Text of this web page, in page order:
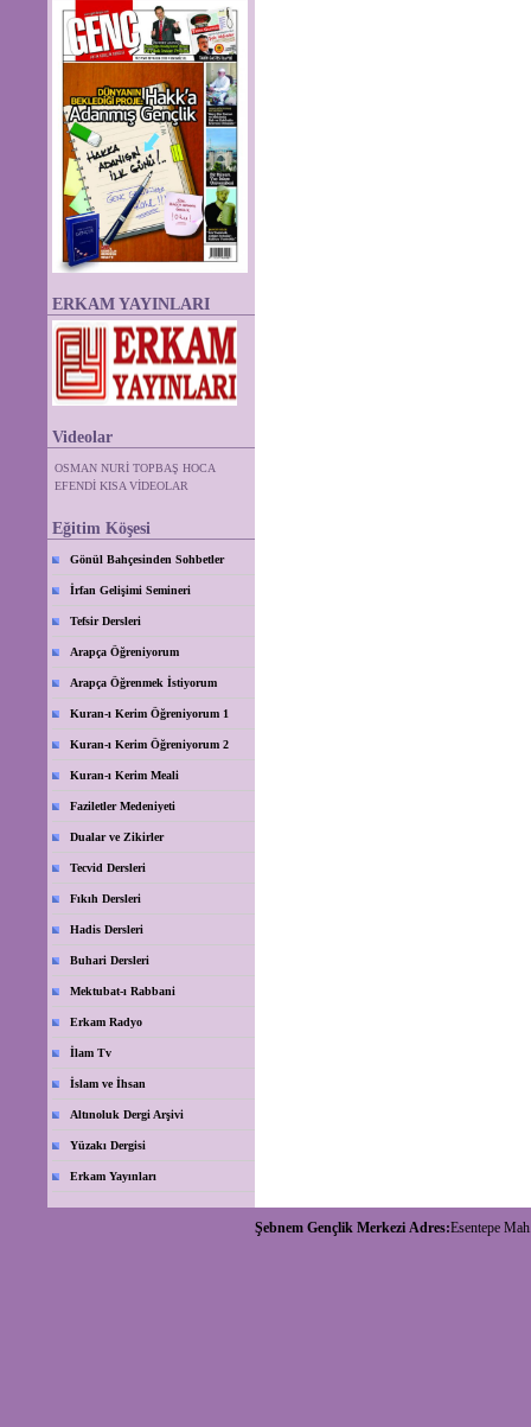
ERKAM YAYINLARI
Videolar
OSMAN NURİ TOPBAŞ HOCA
EFENDİ KISA VİDEOLAR
Eğitim Köşesi
Gönül Bahçesinden Sohbetler
İrfan Gelişimi Semineri
Tefsir Dersleri
Arapça Öğreniyorum
Arapça Öğrenmek İstiyorum
Kuran-ı Kerim Öğreniyorum 1
Kuran-ı Kerim Öğreniyorum 2
Kuran-ı Kerim Meali
Faziletler Medeniyeti
Dualar ve Zikirler
Tecvid Dersleri
Fıkıh Dersleri
Hadis Dersleri
Buhari Dersleri
Mektubat-ı Rabbani
Erkam Radyo
İlam Tv
İslam ve İhsan
Altınoluk Dergi Arşivi
Yüzakı Dergisi
Erkam Yayınları
Şebnem Gençlik Merkezi Adres:Esentepe